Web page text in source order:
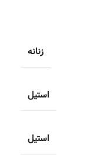
زنانه
استیل
استیل